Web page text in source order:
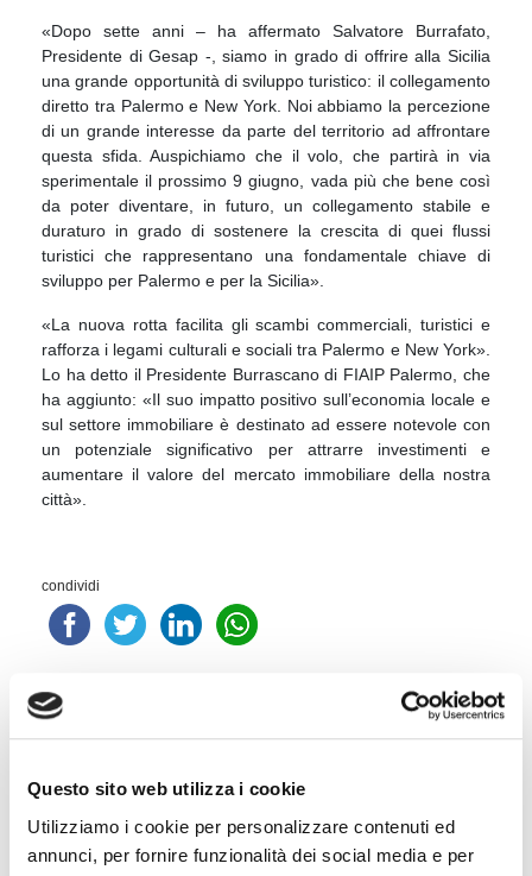
Questo sito web utilizza i cookie
Utilizziamo i cookie per personalizzare contenuti ed
annunci, per fornire funzionalità dei social media e per
«Dopo sette anni – ha affermato Salvatore Burrafato,
Presidente di Gesap -, siamo in grado di offrire alla Sicilia
una grande opportunità di sviluppo turistico: il collegamento
diretto tra Palermo e New York. Noi abbiamo la percezione
di un grande interesse da parte del territorio ad affrontare
questa sfida. Auspichiamo che il volo, che partirà in via
sperimentale il prossimo 9 giugno, vada più che bene così
da poter diventare, in futuro, un collegamento stabile e
duraturo in grado di sostenere la crescita di quei flussi
turistici che rappresentano una fondamentale chiave di
sviluppo per Palermo e per la Sicilia».
«La nuova rotta facilita gli scambi commerciali, turistici e
rafforza i legami culturali e sociali tra Palermo e New York».
Lo ha detto il Presidente Burrascano di FIAIP Palermo, che
ha aggiunto: «Il suo impatto positivo sull’economia locale e
sul settore immobiliare è destinato ad essere notevole con
un potenziale significativo per attrarre investimenti e
aumentare il valore del mercato immobiliare della nostra
città».
condividi
Nome Associato